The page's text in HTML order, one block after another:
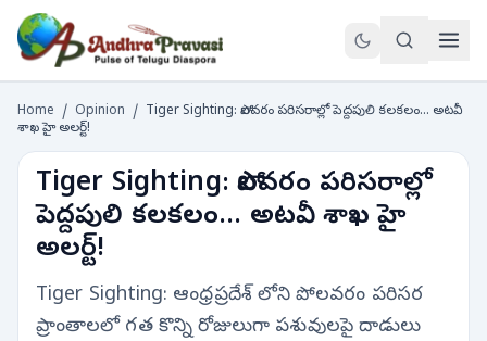
Home / Opinion /
Tiger Sighting: పోలవరం పరిసరాల్లో పెద్దపులి కలకలం... అటవీ
శాఖ హై అలర్ట్!
Tiger Sighting: పోలవరం పరిసరాల్లో
పెద్దపులి కలకలం... అటవీ శాఖ హై
అలర్ట్!
Tiger Sighting: ఆంధ్రప్రదేశ్ లోని పోలవరం పరిసర
ప్రాంతాలలో గత కొన్ని రోజులుగా పశువులపై దాడులు